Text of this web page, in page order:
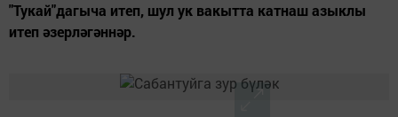
"Тукай"дагыча итеп, шул ук вакытта катнаш азыклы
итеп әзерләгәннәр.